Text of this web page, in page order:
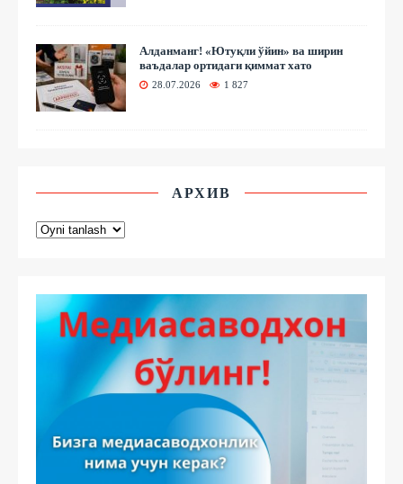
Алданманг! «Ютуқли ўйин» ва ширин
ваъдалар ортидаги қиммат хато
28.07.2026 1 827
АРХИВ